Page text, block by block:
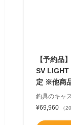
【予約品
SV LIGHT
定 ※他商
釣具のキャ
¥69,960
（